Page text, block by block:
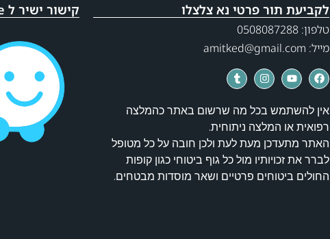
לקביעת תור פרטי נא צלצלו
טלפון: 0508087288
מייל: amitked@gmail.com
אין להשתמש בכל מה שרשום באתר כהמלצה
רפואית או המלצה ניתוחית.
האתר מתעדכן מעת לעת ולכן חובה על כל מטופל
לברר את זכויותיו מול כל גוף ביטוחי כגון קופות
החולים ביטוחים פרטיים ושאר מוסדות מבטחים.
קישור ישיר ל Waze